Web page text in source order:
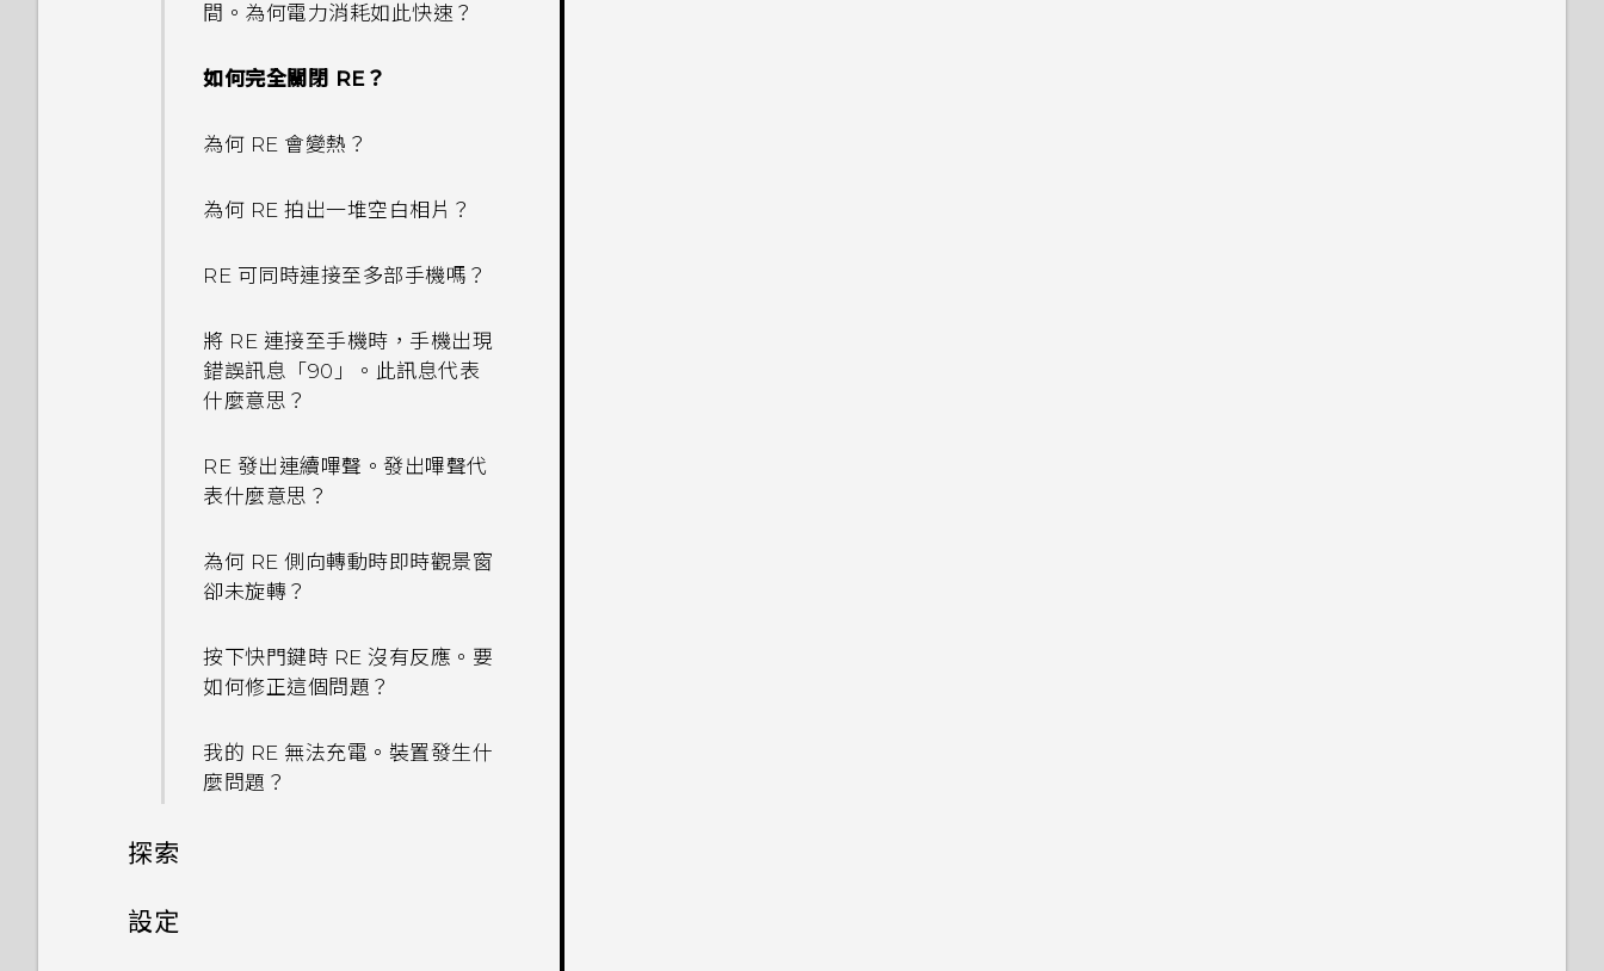
間。為何電力消耗如此快速？
如何完全關閉 RE？
為何 RE 會變熱？
為何 RE 拍出一堆空白相片？
RE 可同時連接至多部手機嗎？
將 RE 連接至手機時，手機出現
錯誤訊息「90」。此訊息代表
什麼意思？
RE 發出連續嗶聲。發出嗶聲代
表什麼意思？
為何 RE 側向轉動時即時觀景窗
卻未旋轉？
按下快門鍵時 RE 沒有反應。要
如何修正這個問題？
我的 RE 無法充電。裝置發生什
麼問題？
探索
RE 簡介
設定